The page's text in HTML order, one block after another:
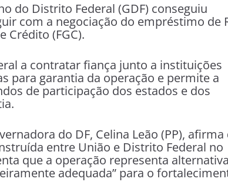
do Distrito Federal (GDF) conseguiu
com a negociação do empréstimo de
Crédito (FGC).
a contratar fiança junto a instituições
para garantia da operação e permite a
de participação dos estados e dos
do DF, Celina Leão (PP), afirma
entre União e Distrito Federal no
que a operação representa alternativa
adequada” para o